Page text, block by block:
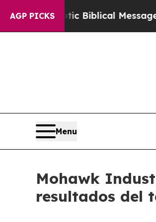
AGP PICKS
Cryptic Biblical Messages on
Menu
Mohawk
resultados del